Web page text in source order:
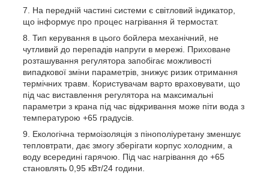
На передній частині системи є світловий індикатор,
що інформує про процес нагрівання й термостат.
Тип керування в цього бойлера механічний, не
чутливий до перепадів напруги в мережі. Приховане
розташування регулятора запобігає можливості
випадкової зміни параметрів, знижує ризик отримання
термічних травм. Користувачам варто враховувати, що
під час виставлення регулятора на максимальні
параметри з крана під час відкривання може піти вода з
температурою +65 градусів.
Екологічна термоізоляція з пінополіуретану зменшує
тепловтрати, дає змогу зберігати корпус холодним, а
воду всередині гарячою. Під час нагрівання до +65
становлять 0,95 кВт/24 години.